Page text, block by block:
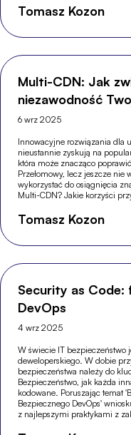
Tomasz Kozon
Multi-CDN: Jak
niezawodność
6 wrz 2025
Innowacyjne rozwiązania dla
nieustannie zyskują na
która może znacząco
Przełomowy, lecz jeszcze nie
wykorzystać do osiągnięcia
Multi-CDN? Jakie korzyści
Tomasz Kozon
Security as Code:
DevOps
4 wrz 2025
W świecie IT bezpieczeństwo
deweloperskiego. W dobie
bezpieczeństwa należy do
Bezpieczeństwo, jak każda
kodowane. Poruszając temat
Bezpiecznego DevOps'
z najlepszymi praktykami z